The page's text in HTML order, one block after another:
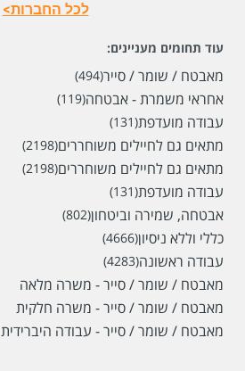
לכל החברות>
עוד תחומים מעניינים:
מאבטח / שומר / סייר(494)
אחראי משמרת - אבטחה(119)
עבודה מועדפת(131)
מתאים גם לחיילים משוחררים(2198)
מתאים גם לחיילים משוחררים(2198)
עבודה מועדפת(131)
אבטחה, שמירה וביטחון(802)
כללי וללא ניסיון(4666)
עבודה ראשונה(4283)
מאבטח / שומר / סייר - משרה מלאה
מאבטח / שומר / סייר - משרה חלקית
מאבטח / שומר / סייר - עבודה היברידית